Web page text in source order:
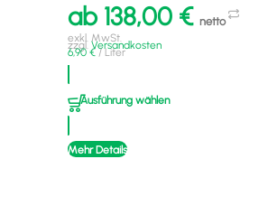
ab 138,00 € netto
exkl. MwSt.
zzgl. Versandkosten
6,90€ /Liter
Ausführung wählen
Mehr Details